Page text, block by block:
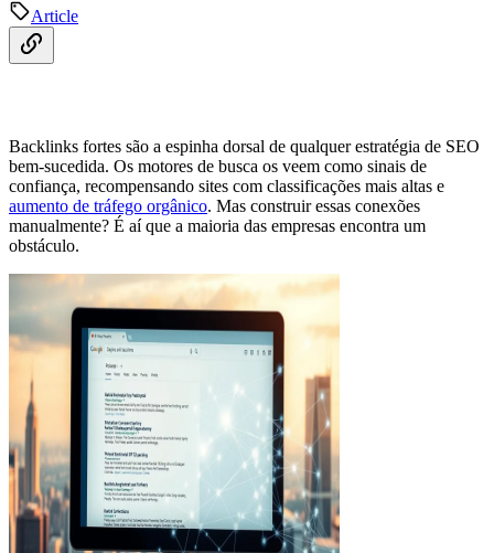
Article
Backlinks fortes são a espinha dorsal de qualquer estratégia de SEO
bem-sucedida. Os motores de busca os veem como sinais de
confiança, recompensando sites com classificações mais altas e
aumento de tráfego orgânico. Mas construir essas conexões
manualmente? É aí que a maioria das empresas encontra um
obstáculo.